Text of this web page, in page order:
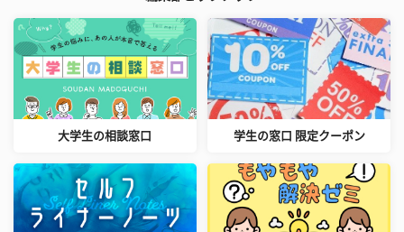
大学生の相談窓口 学生の窓口 限定クーポン